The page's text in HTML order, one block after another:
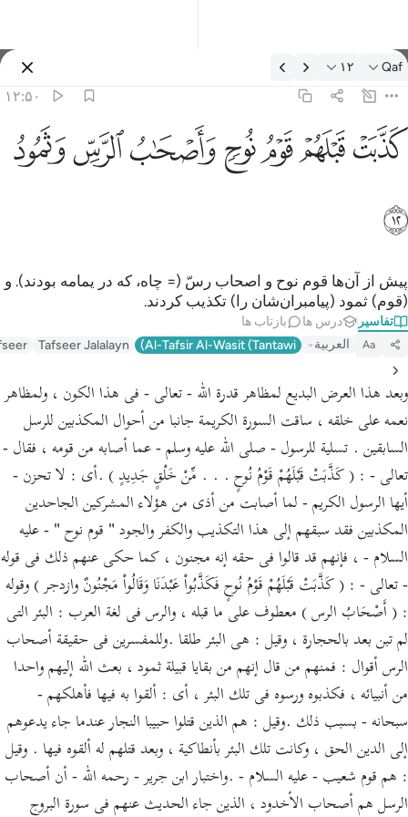
تفسیر: Qaf ۱۲:۵۰
Qaf ۱۲
۱۲:۵۰
كذبت قبلهم قوم نوح واصحاب الرس وثمود ١٢
كَذَّبَتْ قَبْلَهُمْ قَوْمُ نُوحٍۢ وَأَصْحَـٰبُ ٱلرَّسِّ وَثَمُودُ ١٢
ﲫﲬﲭﲮﲯﲰﲱ
ﲲ
پیش از آن‌ها قوم نوح و اصحاب رسّ (= چاه، که در یمامه بودند). و
(قوم) ثمود (پیامبران‌شان را) تکذیب کردند.
تفاسیر درس ها بازتاب ها
Aa العربية Al-Tafsir Al-Wasit (Tantawi)
Tafseer Jalalayn
وبعد هذا العرض البديع لمظاهر قدرة الله - تعالى - فى هذا الكون ، ولمظاهر
نعمه على خلقه ، ساقت السورة الكريمة جانبا من أحوال المكذبين للرسل
السابقين . تسلية للرسول - صلى الله عليه وسلم - عما أصابه من قومه ، فقال -
تعالى - : ( كَذَّبَتْ قَبْلَهُمْ قَوْمُ نُوحٍ . . . مِّنْ خَلْقٍ جَدِيدٍ ) .أى : لا تحزن -
أيها الرسول الكريم - لما أصابت من أذى من هؤلاء المشركين الجاحدين
المكذبين فقد سبقهم إلى هذا التكذيب والكفر والجود " قوم نوح " - عليه
السلام - ، فإنهم قد قالوا فى حقه إنه مجنون ، كما حكى عنهم ذلك فى قوله
- تعالى - : ( كَذَّبَتْ قَبْلَهُمْ قَوْمُ نُوحٍ فَكَذَّبُواْ عَبْدَنَا وَقَالُواْ مَجْنُونٌ وازدجر ) وقوله
: ( أَصْحَابُ الرس ) معطوف على ما قبله ، والرس فى لغة العرب : البئر التى
لم تبن بعد بالحجارة ، وقيل : هى البئر طلقا .وللمفسرين فى حقيقة أصحاب
الرس أقوال : فمنهم من قال إنهم من بقايا قبيلة ثمود ، بعث الله إليهم واحدا
من أنبيائه ، فكذبوه ورسوه فى تلك البئر ، أى : ألقوا به فيها فأهلكهم -
سبحانه - بسبب ذلك .وقيل : هم الذين قتلوا حبيبا النجار عندما جاء يدعوهم
إلى الدين الحق ، وكانت تلك البئر بأنطاكية ، وبعد قتلهم له ألقوه فيها . وقيل
: هم قوم شعيب - عليه السلام - .واختبار ابن جرير - رحمه الله - أن أصحاب
الرسل هم أصحاب الأخدود ، الذين جاء الحديث عنهم فى سورة البروج